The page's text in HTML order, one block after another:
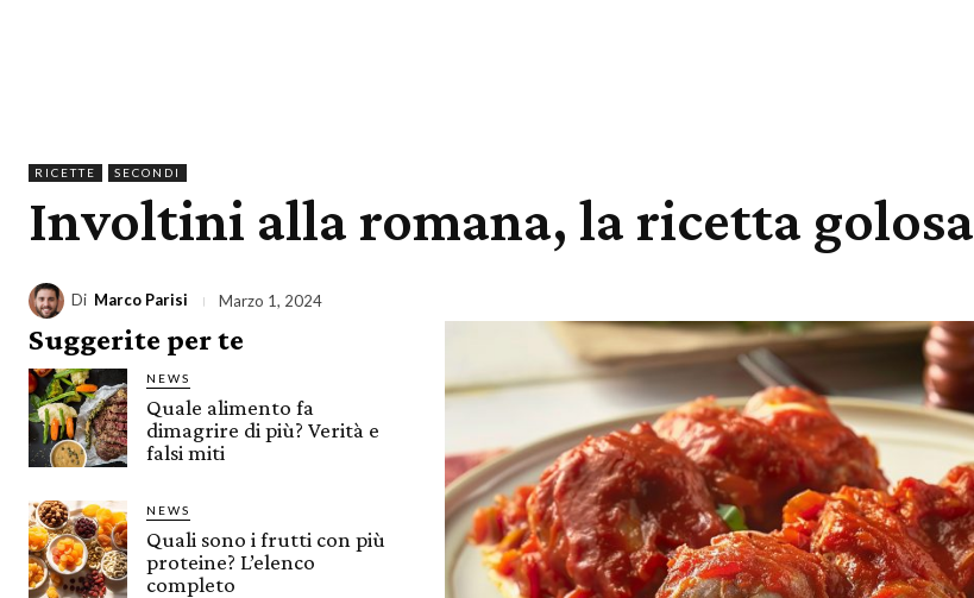
RICETTE SECONDI
Involtini alla romana, la ricetta golosa
Di Marco Parisi Marzo 1, 2024
Suggerite per te
NEWS
Quale alimento fa
dimagrire di più? Verità e
falsi miti
NEWS
Quali sono i frutti con più
proteine? L’elenco
completo